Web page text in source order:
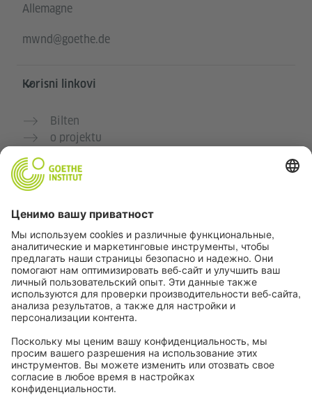
Allemagne
mwnd@goethe.de
Korisni linkovi
Bilten
o projektu
Zajednica „Deutsch für dich“
Vežbajte nemački besplatno
Kurse nemačkog jezika Goethe-Instituta
Portal za nastavnike „Deutschstunde“
Privatnost i pristupačnost
Podešavanja privatnosti